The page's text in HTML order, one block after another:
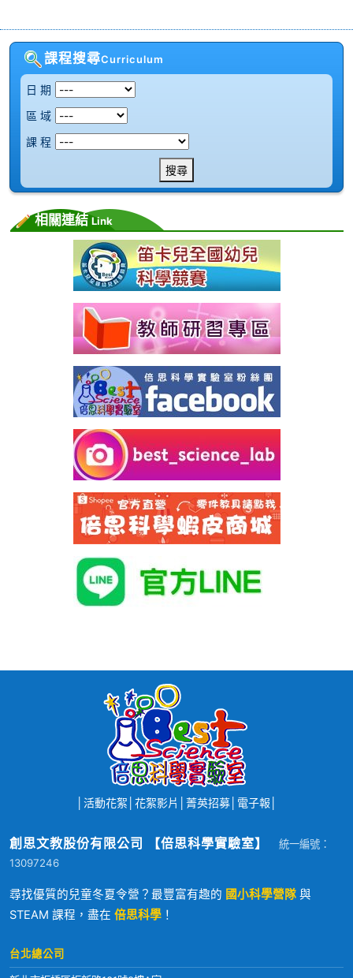
課程搜尋Curriculum
日 期
區 域
課 程
搜尋
相關連結Link
活動花絮 花絮影片 菁英招募│ 電子報
創思文教股份有限公司 【倍思科學實驗室】
統一編號：
13097246
尋找優質的兒童冬夏令營？最豐富有趣的 國小科學營隊 與
STEAM 課程，盡在 倍思科學 ！
台北總公司